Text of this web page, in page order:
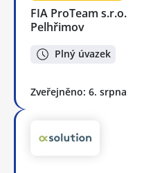
FIA ProTeam s.r.o.
Pelhřimov
Plný úvazek
Zveřejněno: 6. srpna